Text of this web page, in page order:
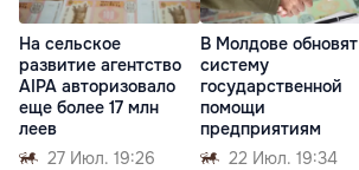
На сельское
развитие агентство
AIPA авторизовало
еще более 17 млн
леев
27 Июл. 19:26
В Молдове обновят
систему
государственной
помощи
предприятиям
22 Июл. 19:34